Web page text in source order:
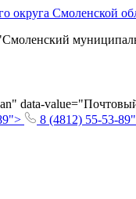
data-
8 (4812) 55-53-